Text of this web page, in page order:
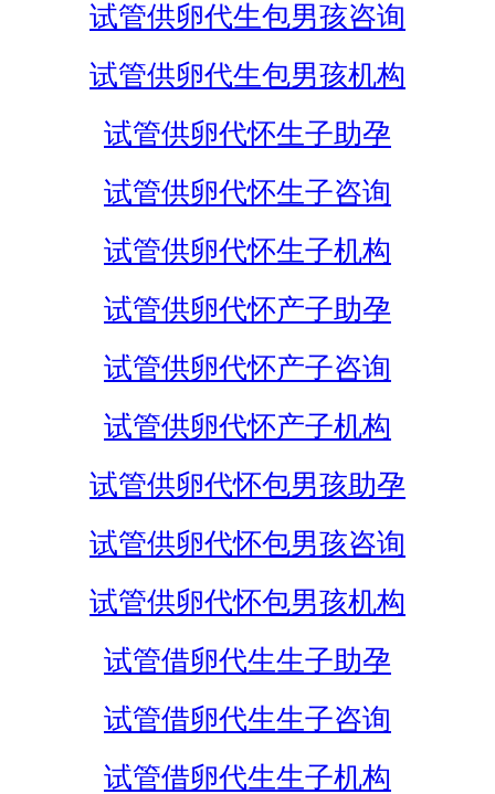
试管供卵代生包男孩咨询
试管供卵代生包男孩机构
试管供卵代怀生子助孕
试管供卵代怀生子咨询
试管供卵代怀生子机构
试管供卵代怀产子助孕
试管供卵代怀产子咨询
试管供卵代怀产子机构
试管供卵代怀包男孩助孕
试管供卵代怀包男孩咨询
试管供卵代怀包男孩机构
试管借卵代生生子助孕
试管借卵代生生子咨询
试管借卵代生生子机构